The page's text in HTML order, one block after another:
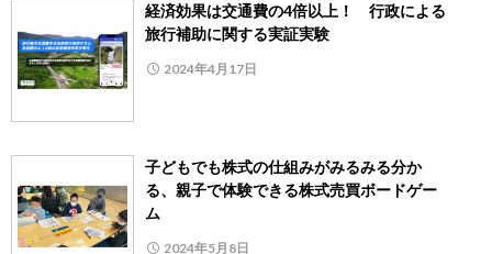
経済効果は交通費の4倍以上！ 行政による
旅行補助に関する実証実験
2024年4月17日
子どもでも株式の仕組みがみるみる分か
る、親子で体験できる株式売買ボードゲー
ム
2024年5月8日